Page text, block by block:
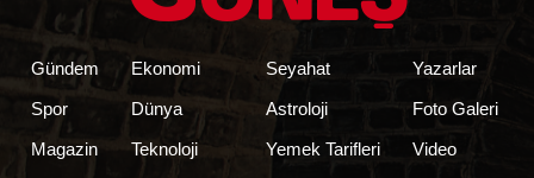
Gündem
Spor
Magazin
Ekonomi
Dünya
Teknoloji
Seyahat
Astroloji
Yemek Tarifleri
Yazarlar
Foto Galeri
Video